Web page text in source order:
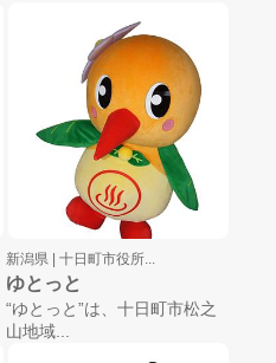
新潟県 | 十日町市役所...
ゆとっと
“ゆとっと”は、十日町市松之
山地域...